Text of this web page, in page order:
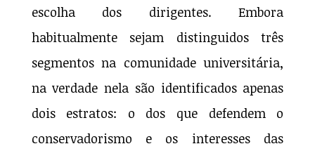
escolha dos dirigentes. Embora
habitualmente sejam distinguidos três
segmentos na comunidade universitária,
na verdade nela são identificados apenas
dois estratos: o dos que defendem o
conservadorismo e os interesses das